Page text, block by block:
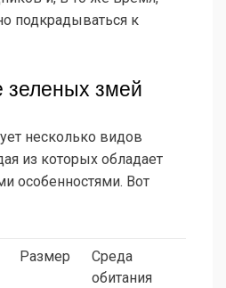
подкрадываться к
зеленых змей
несколько видов
из которых обладает
особенностями. Вот
Размер
Среда
обитания